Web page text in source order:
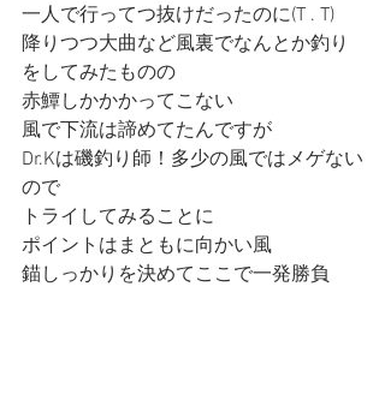
一人で行ってつ抜けだったのに(T . T)
降りつつ大曲など風裏でなんとか釣り
をしてみたものの
赤鱏しかかかってこない
風で下流は諦めてたんですが
Dr.Kは磯釣り師！多少の風ではメゲない
ので
トライしてみることに
ポイントはまともに向かい風
錨しっかりを決めてここで一発勝負